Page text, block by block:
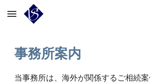
Skip to main content
事務所案内
当事務所は、海外が関係するご相続